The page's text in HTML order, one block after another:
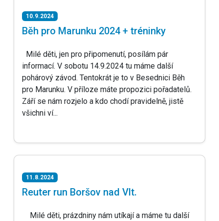
10.9.2024
Běh pro Marunku 2024 + tréninky
Milé děti, jen pro připomenutí, posílám pár
informací. V sobotu 14.9.2024 tu máme další
pohárový závod. Tentokrát je to v Besednici Běh
pro Marunku. V příloze máte propozici pořadatelů.
Září se nám rozjelo a kdo chodí pravidelně, jistě
všichni ví...
11.8.2024
Reuter run Boršov nad Vlt.
Milé děti, prázdniny nám utíkají a máme tu další